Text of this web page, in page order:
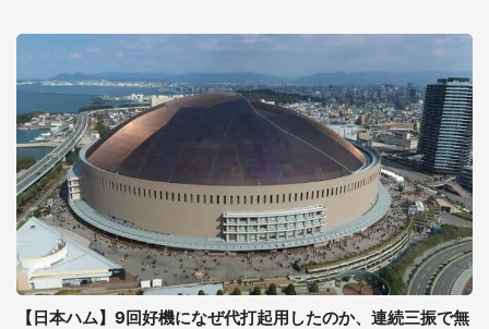
【日本ハム】9回好機になぜ代打起用したのか、連続三振で無